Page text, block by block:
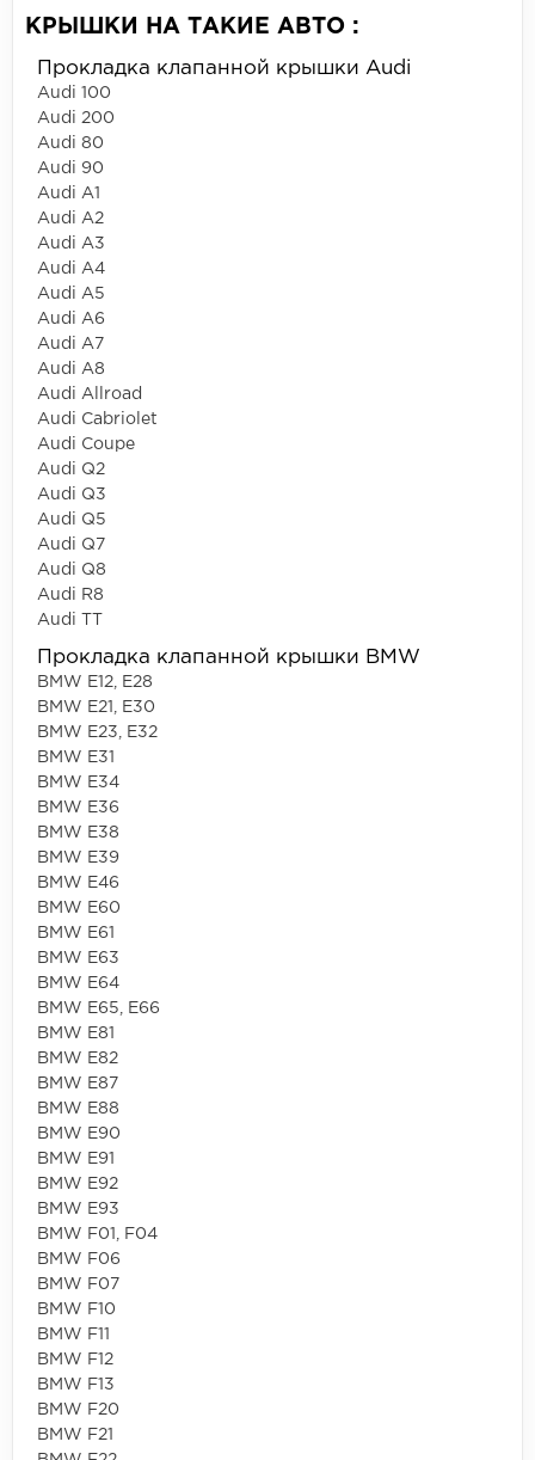
КРЫШКИ НА ТАКИЕ АВТО :
Прокладка клапанной крышки Audi
Audi 100
Audi 200
Audi 80
Audi 90
Audi A1
Audi A2
Audi A3
Audi A4
Audi A5
Audi A6
Audi A7
Audi A8
Audi Allroad
Audi Cabriolet
Audi Coupe
Audi Q2
Audi Q3
Audi Q5
Audi Q7
Audi Q8
Audi R8
Audi TT
Прокладка клапанной крышки BMW
BMW E12, E28
BMW E21, E30
BMW E23, E32
BMW E31
BMW E34
BMW E36
BMW E38
BMW E39
BMW E46
BMW E60
BMW E61
BMW E63
BMW E64
BMW E65, E66
BMW E81
BMW E82
BMW E87
BMW E88
BMW E90
BMW E91
BMW E92
BMW E93
BMW F01, F04
BMW F06
BMW F07
BMW F10
BMW F11
BMW F12
BMW F13
BMW F20
BMW F21